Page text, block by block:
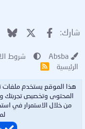
شارك: فيسبوك
شروط
الرئيسية
R
هذا الموقع يستخدم ملفات
المحتوى وتخصيص تجربتك
من خلال الاستمرار في